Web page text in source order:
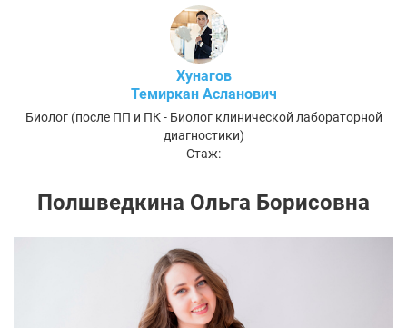
Хунагов
Темиркан Асланович
Биолог (после ПП и ПК - Биолог клинической лабораторной
диагностики)
Стаж:
Полшведкина Ольга Борисовна